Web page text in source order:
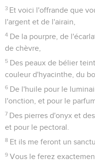
3 Et voici l'offrande que
l'argent et de l'airain,
4 De la pourpre, de
de chèvre,
5 Des peaux de bélier
couleur d'hyacinthe, du
6 De l'huile pour le
l'onction, et pour le
7 Des pierres d'onyx et
et pour le pectoral.
8 Et ils me feront un
9 Vous le ferez